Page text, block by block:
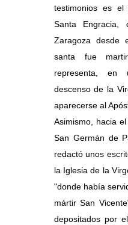
testimonios es el
Santa Engracia,
Zaragoza desde
santa fue
representa,
descenso de la
aparecerse al
Asimismo, hacia
San Germán de
redactó unos
la Iglesia de la
"donde había
mártir San
depositados por